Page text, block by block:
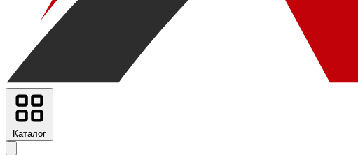
Каталог